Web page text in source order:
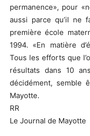
permanence», pour
aussi parce qu’il ne
première école
1994. «En matière
Tous les efforts que
résultats dans 10
décidément, semble
Mayotte.
RR
Le Journal de Mayotte